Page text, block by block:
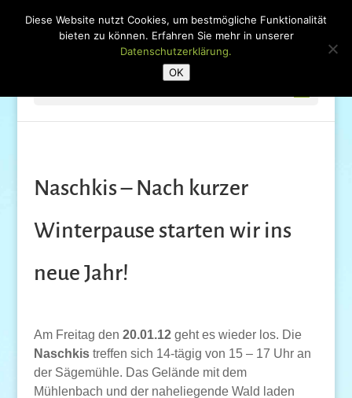
Naschkis – Nach kurzer
Winterpause starten wir ins
neue Jahr!
Am Freitag den 20.01.12geht es wieder los. Die
Naschkistreffen sich 14-tägig von 15 – 17 Uhr an
der Sägemühle. Das Gelände mit dem
Mühlenbach und der naheliegende Wald laden
Diese Website nutzt Cookies, um bestmögliche Funktionalität
bieten zu können. Erfahren Sie mehr in unserer
Datenschutzerklärung.
OK